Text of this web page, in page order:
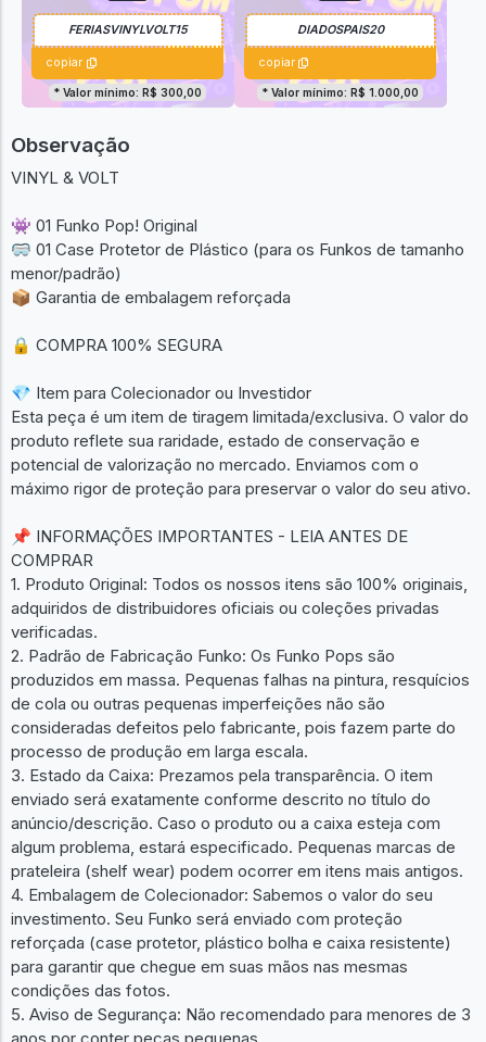
copiar
* Valor mínimo: R$ 300,00
copiar
* Valor mínimo: R$ 1.000,00
Observação
VINYL & VOLT
👾 01 Funko Pop! Original
🥽 01 Case Protetor de Plástico (para os Funkos de tamanho
menor/padrão)
📦 Garantia de embalagem reforçada
🔒 COMPRA 100% SEGURA
💎 Item para Colecionador ou Investidor
Esta peça é um item de tiragem limitada/exclusiva. O valor do
produto reflete sua raridade, estado de conservação e
potencial de valorização no mercado. Enviamos com o
máximo rigor de proteção para preservar o valor do seu ativo.
📌 INFORMAÇÕES IMPORTANTES - LEIA ANTES DE
COMPRAR
1. Produto Original: Todos os nossos itens são 100% originais,
adquiridos de distribuidores oficiais ou coleções privadas
verificadas.
2. Padrão de Fabricação Funko: Os Funko Pops são
produzidos em massa. Pequenas falhas na pintura, resquícios
de cola ou outras pequenas imperfeições não são
consideradas defeitos pelo fabricante, pois fazem parte do
processo de produção em larga escala.
3. Estado da Caixa: Prezamos pela transparência. O item
enviado será exatamente conforme descrito no título do
anúncio/descrição. Caso o produto ou a caixa esteja com
algum problema, estará especificado. Pequenas marcas de
prateleira (shelf wear) podem ocorrer em itens mais antigos.
4. Embalagem de Colecionador: Sabemos o valor do seu
investimento. Seu Funko será enviado com proteção
reforçada (case protetor, plástico bolha e caixa resistente)
para garantir que chegue em suas mãos nas mesmas
condições das fotos.
5. Aviso de Segurança: Não recomendado para menores de 3